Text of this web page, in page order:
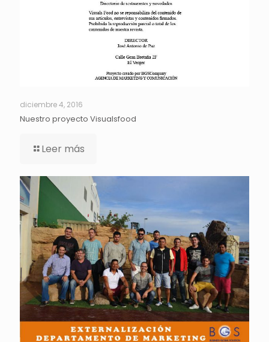
diciembre 4, 2016
Nuestro proyecto Visualsfood
Leer más